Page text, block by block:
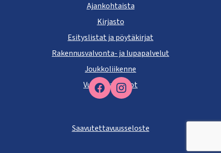
Facebook
Ajankohtaista
Kirjasto
Esityslistat ja pöytäkirjat
Rakennusvalvonta- ja lupapalvelut
Joukkoliikenne
Vuokra-asunnot
Saavutettavuusseloste